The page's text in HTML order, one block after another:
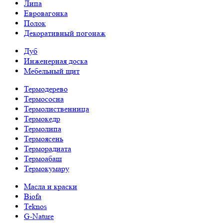
Липа
Евровагонка
Полок
Декоративный погонаж
Дуб
Инженерная доска
Мебельный щит
Термодерево
Термососна
Термолиственница
Термокедр
Термолипа
Термоясень
Терморадиата
Термоабаш
Термокумару
Масла и краски
Biofa
Teknos
G-Nature